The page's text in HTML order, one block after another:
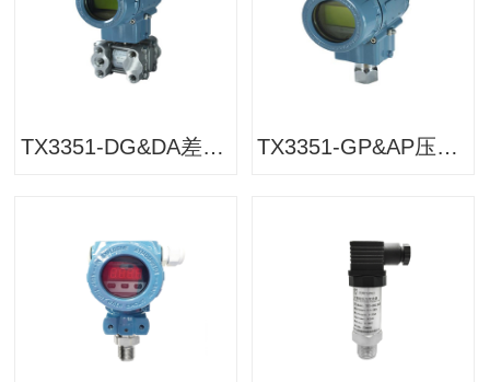
TX3351-DG&DA差压安装式绝压变送器 TX3351-GP&AP压力变送器